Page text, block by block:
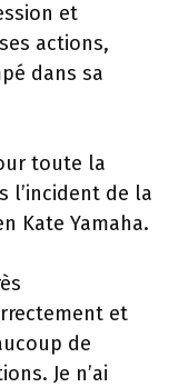
et
actions,
dans sa
toute la
l’incident de la
Kate Yamaha.
et
de
Je n’ai